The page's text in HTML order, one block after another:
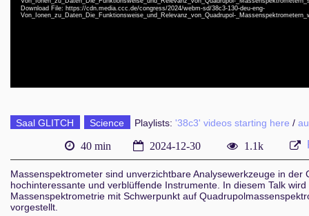
Download File: https://cdn.media.ccc.de/congress/2024/webm-sd/38c3-130-deu-eng-
Von_Ionen_zu_Daten_Die_Funktionsweise_und_Relevanz_von_Quadrupol-
Saal GLITCH Science Playlists: '38c3' videos starting here /
40 min 2024-12-30 1.1k
Massenspektrometer sind unverzichtbare Analysewerkzeuge in der
hochinteressante und verblüffende Instrumente. In diesem Talk wird
Massenspektrometrie mit Schwerpunkt auf
vorgestellt.